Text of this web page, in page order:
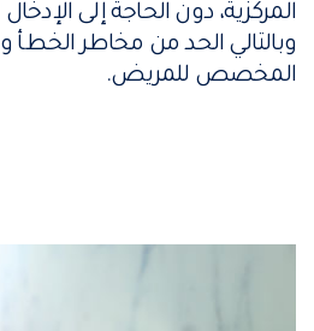
المركزية، دون الحاجة إلى
وبالتالي الحد من مخاطر
المخصص للمريض.